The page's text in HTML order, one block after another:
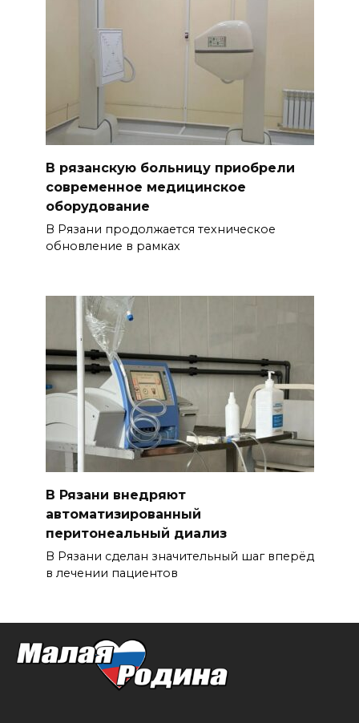
В рязанскую больницу приобрели
современное медицинское
оборудование
В Рязани продолжается техническое
обновление в рамках
В Рязани внедряют
автоматизированный
перитонеальный диализ
В Рязани сделан значительный шаг вперёд
в лечении пациентов